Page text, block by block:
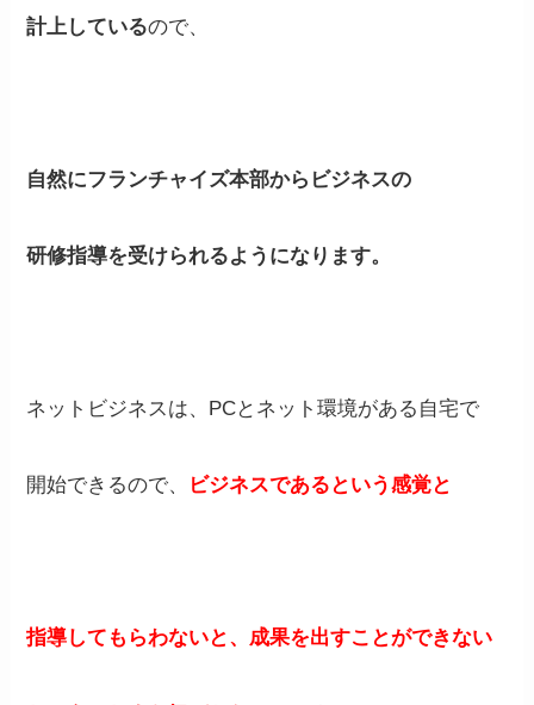
計上しているので、
自然にフランチャイズ本部からビジネスの
研修指導を受けられるようになります。
ネットビジネスは、PCとネット環境がある自宅で
開始できるので、 ビジネスであるという感覚と
指導してもらわないと、成果を出すことができない